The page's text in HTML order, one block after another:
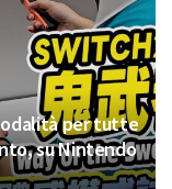
per tutte
su Nintendo